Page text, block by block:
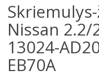
Nissan 2.2/
13024-
EB70A